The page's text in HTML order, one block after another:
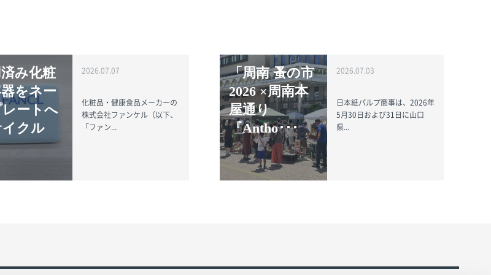
み化粧
をネー
ートへ
イクル
2026.07.07
化粧品・健康食品メーカーの
株式会社ファンケル（以下、
「ファン...
「周南 蚤の市
2026 ×周南本
屋通り
『Antho･･･
2026.07.03
日本紙パルプ商事は、2026年
5月30日および31日に山口
県...